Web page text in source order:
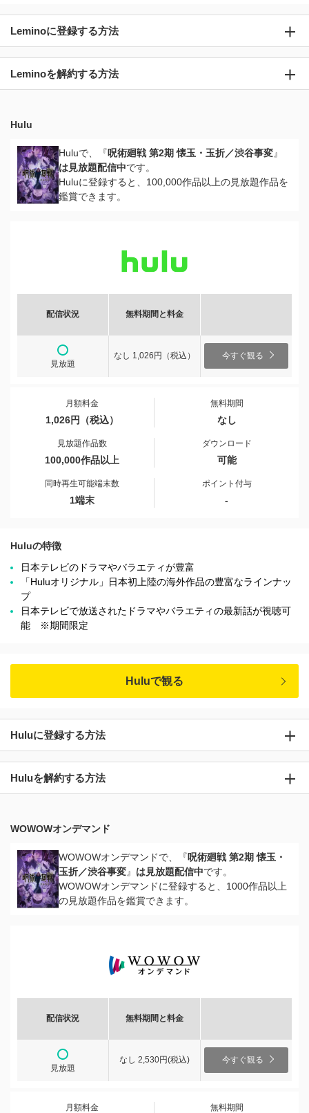
Leminoに登録する方法
Leminoを解約する方法
Hulu
Huluで、『呪術廻戦 第2期 懐玉・玉折／渋谷事変』
は見放題配信中です。
Huluに登録すると、100,000作品以上の見放題作品を
鑑賞できます。
配信状況 無料期間と料金
見放題
なし 1,026円（税込） 今すぐ観る
月額料金
1,026円（税込）
無料期間
なし
見放題作品数
100,000作品以上
ダウンロード
可能
同時再生可能端末数
1端末
ポイント付与
-
Huluの特徴
日本テレビのドラマやバラエティが豊富
「Huluオリジナル」日本初上陸の海外作品の豊富なラインナッ
プ
日本テレビで放送されたドラマやバラエティの最新話が視聴可
能 ※期間限定
Huluで観る
Huluに登録する方法
Huluを解約する方法
WOWOWオンデマンド
WOWOWオンデマンドで、『呪術廻戦 第2期 懐玉・
玉折／渋谷事変』 は見放題配信中です。
WOWOWオンデマンドに登録すると、1000作品以上
の見放題作品を鑑賞できます。
配信状況 無料期間と料金
見放題
なし 2,530円(税込) 今すぐ観る
月額料金 無料期間